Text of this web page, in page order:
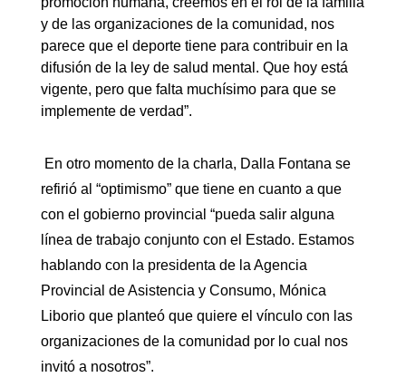
y de las organizaciones de la comunidad, nos
parece que el deporte tiene para contribuir en la
difusión de la ley de salud mental. Que hoy está
vigente, pero que falta muchísimo para que se
implemente de verdad”.
En otro momento de la charla, Dalla Fontana se
refirió al “optimismo” que tiene en cuanto a que
con el gobierno provincial “pueda salir alguna
línea de trabajo conjunto con el Estado. Estamos
hablando con la presidenta de la Agencia
Provincial de Asistencia y Consumo, Mónica
Liborio que planteó que quiere el vínculo con las
organizaciones de la comunidad por lo cual nos
invitó a nosotros”.